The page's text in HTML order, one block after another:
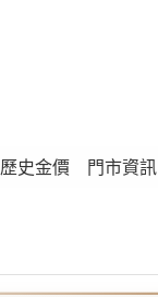
歷史金價 門市資訊